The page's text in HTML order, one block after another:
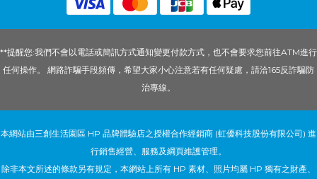
**提醒您:我們不會以電話或簡訊方式通知變更付款方式，也不會要求您前往ATM進行
任何操作。 網路詐騙手段頻傳，希望大家小心注意若有任何疑慮，請洽165反詐騙防
治專線。
本網站由三創生活園區 HP 品牌體驗店之授權合作經銷商 (虹優科技股份有限公司) 進
行銷售經營、服務及綱頁維護管理。
除非本文所述的條款另有規定，本網站上所有 HP 素材、照片均屬 HP 獨有之財產、